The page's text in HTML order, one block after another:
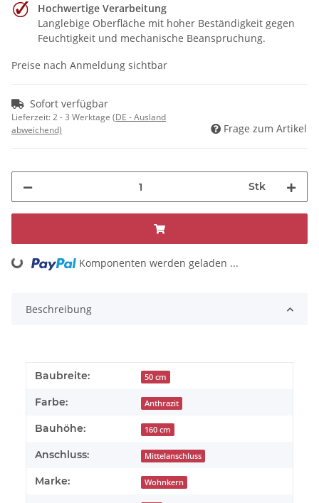
Hochwertige Verarbeitung
Langlebige Oberfläche mit hoher Beständigkeit gegen
Feuchtigkeit und mechanische Beanspruchung.
Preise nach Anmeldung sichtbar
Sofort verfügbar
Lieferzeit:2 - 3 Werktage (DE - Ausland
abweichend)
Frage zum Artikel
Stk
Loading... Komponenten werden geladen ...
Beschreibung
Baubreite: 50 cm
Farbe: Anthrazit
Bauhöhe: 160 cm
Anschluss: Mittelanschluss
Marke: Wohnkern